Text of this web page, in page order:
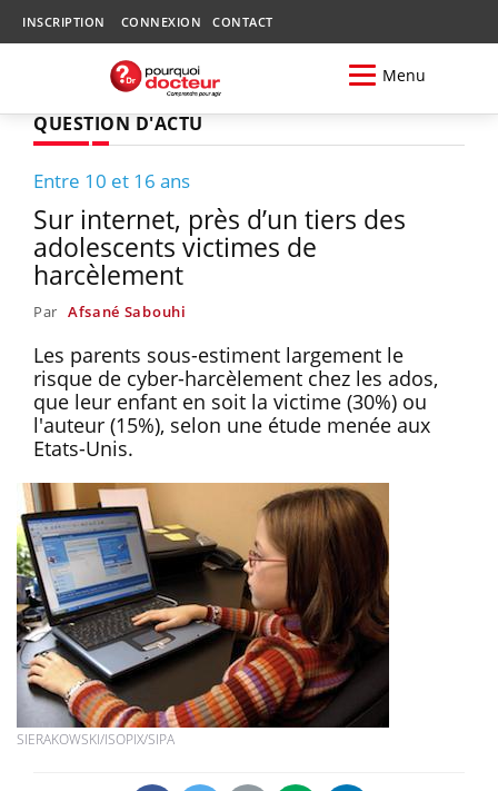
INSCRIPTION CONNEXION CONTACT
Menu
QUESTION D'ACTU
Entre 10 et 16 ans
Sur internet, près d’un tiers des
adolescents victimes de
harcèlement
Par Afsané Sabouhi
Les parents sous-estiment largement le
risque de cyber-harcèlement chez les ados,
que leur enfant en soit la victime (30%) ou
l'auteur (15%), selon une étude menée aux
Etats-Unis.
SIERAKOWSKI/ISOPIX/SIPA